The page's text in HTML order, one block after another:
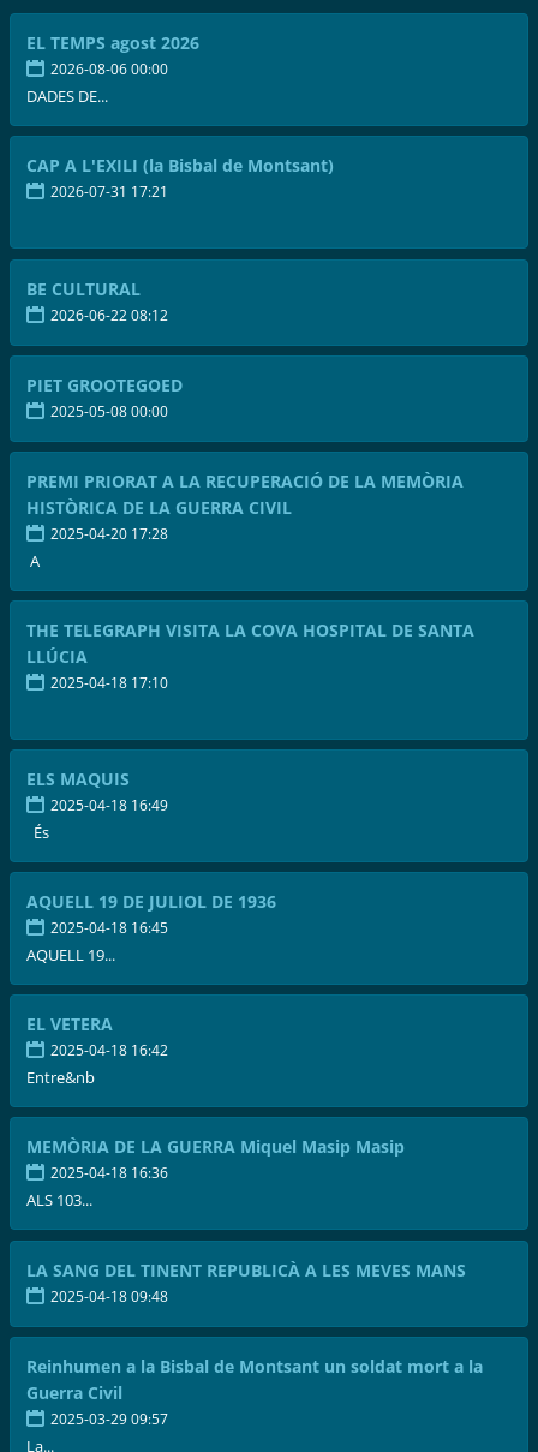
EL TEMPS agost 2026
2026-08-06 00:00
DADES DE...
CAP A L'EXILI (la Bisbal de Montsant)
2026-07-31 17:21
BE CULTURAL
2026-06-22 08:12
PIET GROOTEGOED
2025-05-08 00:00
PREMI PRIORAT A LA RECUPERACIÓ DE LA MEMÒRIA
HISTÒRICA DE LA GUERRA CIVIL
2025-04-20 17:28
A
THE TELEGRAPH VISITA LA COVA HOSPITAL DE SANTA
LLÚCIA
2025-04-18 17:10
ELS MAQUIS
2025-04-18 16:49
És
AQUELL 19 DE JULIOL DE 1936
2025-04-18 16:45
AQUELL 19...
EL VETERA
2025-04-18 16:42
Entre&nb
MEMÒRIA DE LA GUERRA Miquel Masip Masip
2025-04-18 16:36
ALS 103...
LA SANG DEL TINENT REPUBLICÀ A LES MEVES MANS
2025-04-18 09:48
Reinhumen a la Bisbal de Montsant un soldat mort a la
Guerra Civil
2025-03-29 09:57
La...